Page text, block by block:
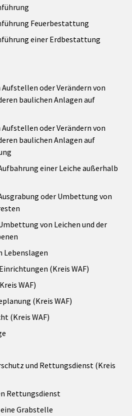
Feuerbestattung
einer Erdbestattung
oder Verändern von
baulichen Anlagen auf
oder Verändern von
baulichen Anlagen auf
einer Leiche außerhalb
oder Umbettung von
von Leichen und der
Lebenslagen
(Kreis WAF)
WAF)
(Kreis WAF)
(Kreis WAF)
und Rettungsdienst (Kreis
Rettungsdienst
Grabstelle